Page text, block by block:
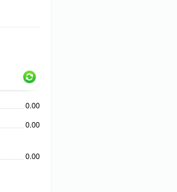
0.00
0.00
0.00